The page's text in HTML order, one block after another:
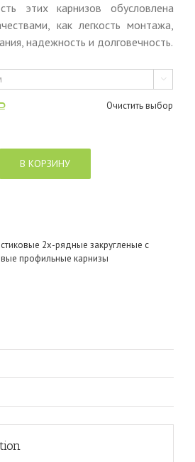
этих карнизов обусловлена
как легкость монтажа,
надежность и долговечность.

Очистить выбор
В КОРЗИНУ
2х-рядные закругленые с
профильные карнизы